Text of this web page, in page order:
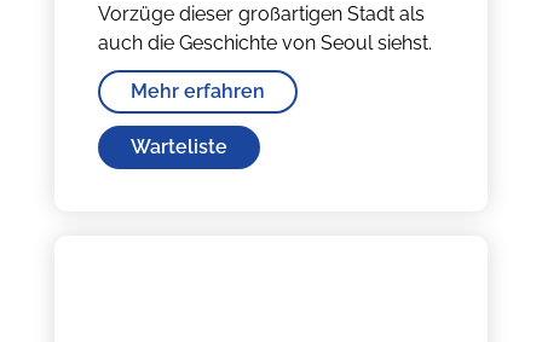
Vorzüge dieser großartigen Stadt als
auch die Geschichte von Seoul siehst.
Mehr erfahren
Warteliste